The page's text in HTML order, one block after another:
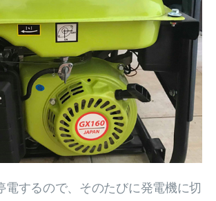
電するので、そのたびに発電機に切